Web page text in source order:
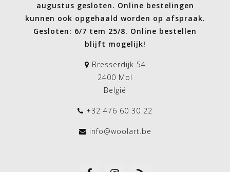
augustus gesloten. Online bestelingen
kunnen ook opgehaald worden op afspraak.
Gesloten: 6/7 tem 25/8. Online bestellen
blijft mogelijk!
Bresserdijk 54
2400 Mol
België
+32 476 60 30 22
info@woolart.be